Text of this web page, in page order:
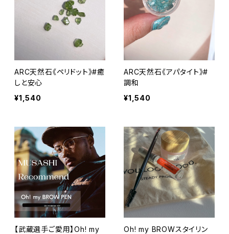
ARC天然石《ペリドット》#癒
しと安心
¥1,540
ARC天然石《アパタイト》#
調和
¥1,540
【武蔵選手ご愛用】Oh! my
Oh! my BROWスタイリン